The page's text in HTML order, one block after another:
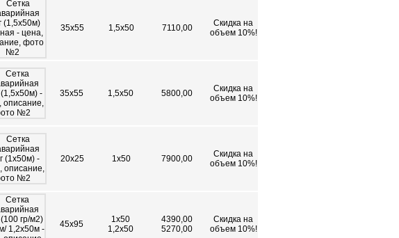
35x55 1,5x50 7110,00
Скидка на
объем 10%!
35х55 1,5х50 5800,00
Скидка на
объем 10%!
20х25 1х50 7900,00
Скидка на
объем 10%!
45х95
1х50
1,2х50
4390,00
5270,00
Скидка на
объем 10%!